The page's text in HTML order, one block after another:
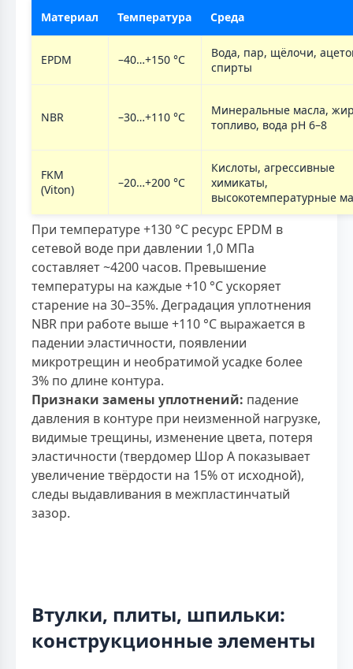
Материал Температура Среда
EPDM –40…+150 °С
Вода, пар, щёлочи,
спирты
NBR –30…+110 °С
Минеральные масла,
топливо, вода pH 6–8
FKM
(Viton)
–20…+200 °С
Кислоты, агрессивные
химикаты,
высокотемпературные
При температуре +130 °С ресурс EPDM в
сетевой воде при давлении 1,0 МПа
составляет ~4200 часов. Превышение
температуры на каждые +10 °С ускоряет
старение на 30–35%. Деградация уплотнения
NBR при работе выше +110 °С выражается в
падении эластичности, появлении
микротрещин и необратимой усадке более
3% по длине контура.
Признаки замены уплотнений: падение
давления в контуре при неизменной нагрузке,
видимые трещины, изменение цвета, потеря
эластичности (твердомер Шор А показывает
увеличение твёрдости на 15% от исходной),
следы выдавливания в межпластинчатый
зазор.
Втулки, плиты, шпильки:
конструкционные элементы